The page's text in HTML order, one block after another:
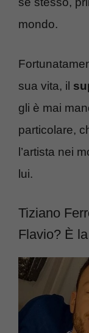
mondo.
sua vita, il
gli è mai
particolare,
l’artista nei
lui.
Tiziano
Flavio? È